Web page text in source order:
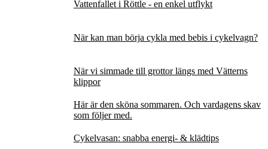
Vattenfallet i Röttle - en enkel utflykt
När kan man börja cykla med bebis i cykelvagn?
När vi simmade till grottor längs med Vätterns
klippor
Här är den sköna sommaren. Och vardagens skav
som följer med.
Cykelvasan: snabba energi- & klädtips